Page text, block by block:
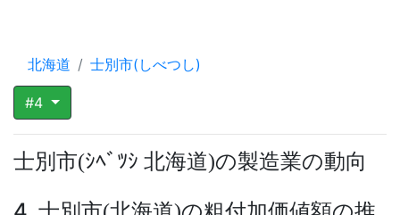
北海道 士別市(しべつし)
#4
士別市(ｼﾍﾞﾂｼ 北海道)の製造業の動向